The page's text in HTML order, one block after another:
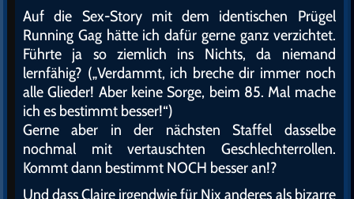
Auf die Sex-Story mit dem identischen Prügel
Running Gag hätte ich dafür gerne ganz verzichtet.
Führte ja so ziemlich ins Nichts, da niemand
lernfähig? („Verdammt, ich breche dir immer noch
alle Glieder! Aber keine Sorge, beim 85. Mal mache
ich es bestimmt besser!“)
Gerne aber in der nächsten Staffel dasselbe
nochmal mit vertauschten Geschlechterrollen.
Kommt dann bestimmt NOCH besser an!?
Und dass Claire irgendwie für Nix anderes als bizarre